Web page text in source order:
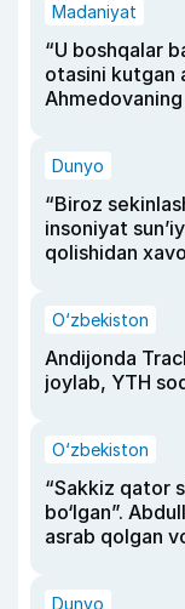
Madaniyat
“U boshqalar
otasini kutgan
Dunyo
“Biroz
insoniyat
qolishidan
O‘zbekiston
Andijonda
joylab, YTH
O‘zbekiston
“Sakkiz qator
bo‘lgan”.
asrab qolgan
Dunyo